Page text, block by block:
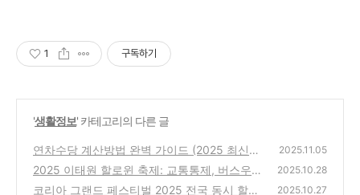
1 구독하기
'생활정보' 카테고리의 다른 글
연차수당 계산방법 완벽 가이드 (2025 최신
판) - 지급시기 소멸시효
(0)
2025.11.05
2025 이태원 할로윈 축제: 교통통제, 버스우
회, 심야버스 안전대책 총정리
(0)
2025.10.28
코리아 그랜드 페스티벌 2025 전국 동시 할인
2025.10.27